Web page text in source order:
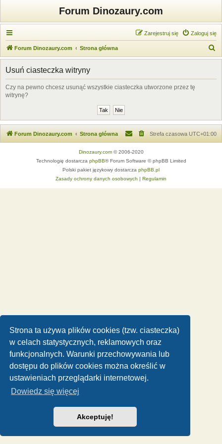
Strona ta używa plików cookies (tzw. ciasteczka)
w celach statystycznych, reklamowych oraz
funkcjonalnych. Warunki przechowywania lub
dostępu do plików cookies można określić w
ustawieniach przeglądarki internetowej.
Dowiedz się więcej
Akceptuję!
Forum Dinozaury.com
Zaloguj się
Zarejestruj się
Forum Dinozaury.com Strona główna
z
Usuń ciasteczka witryny
Czy na pewno chcesz usunąć wszystkie ciasteczka utworzone przez tę
witrynę?
Forum Dinozaury.com Strona główna Strefa czasowa UTC+01:00
Dinozaury.com© 2006-2020
Technologię dostarcza phpBB® Forum Software © phpBB Limited
Polski pakiet językowy dostarcza phpBB.pl
Zasady ochrony danych osobowych | Regulamin